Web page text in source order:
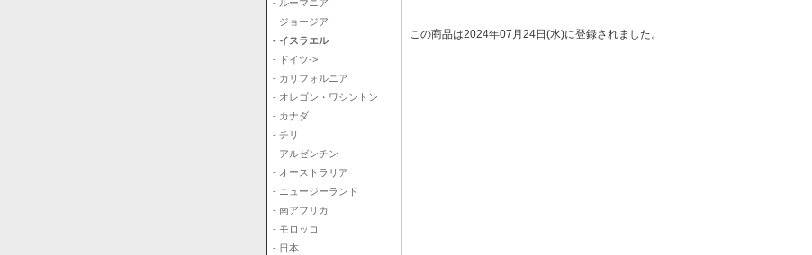
- ルーマニア
- ジョージア
- イスラエル
- ドイツ->
- カリフォルニア
- オレゴン・ワシントン
- カナダ
- チリ
- アルゼンチン
- オーストラリア
- ニュージーランド
- 南アフリカ
- モロッコ
- 日本
この商品は2024年07月24日(水)に登録されました。